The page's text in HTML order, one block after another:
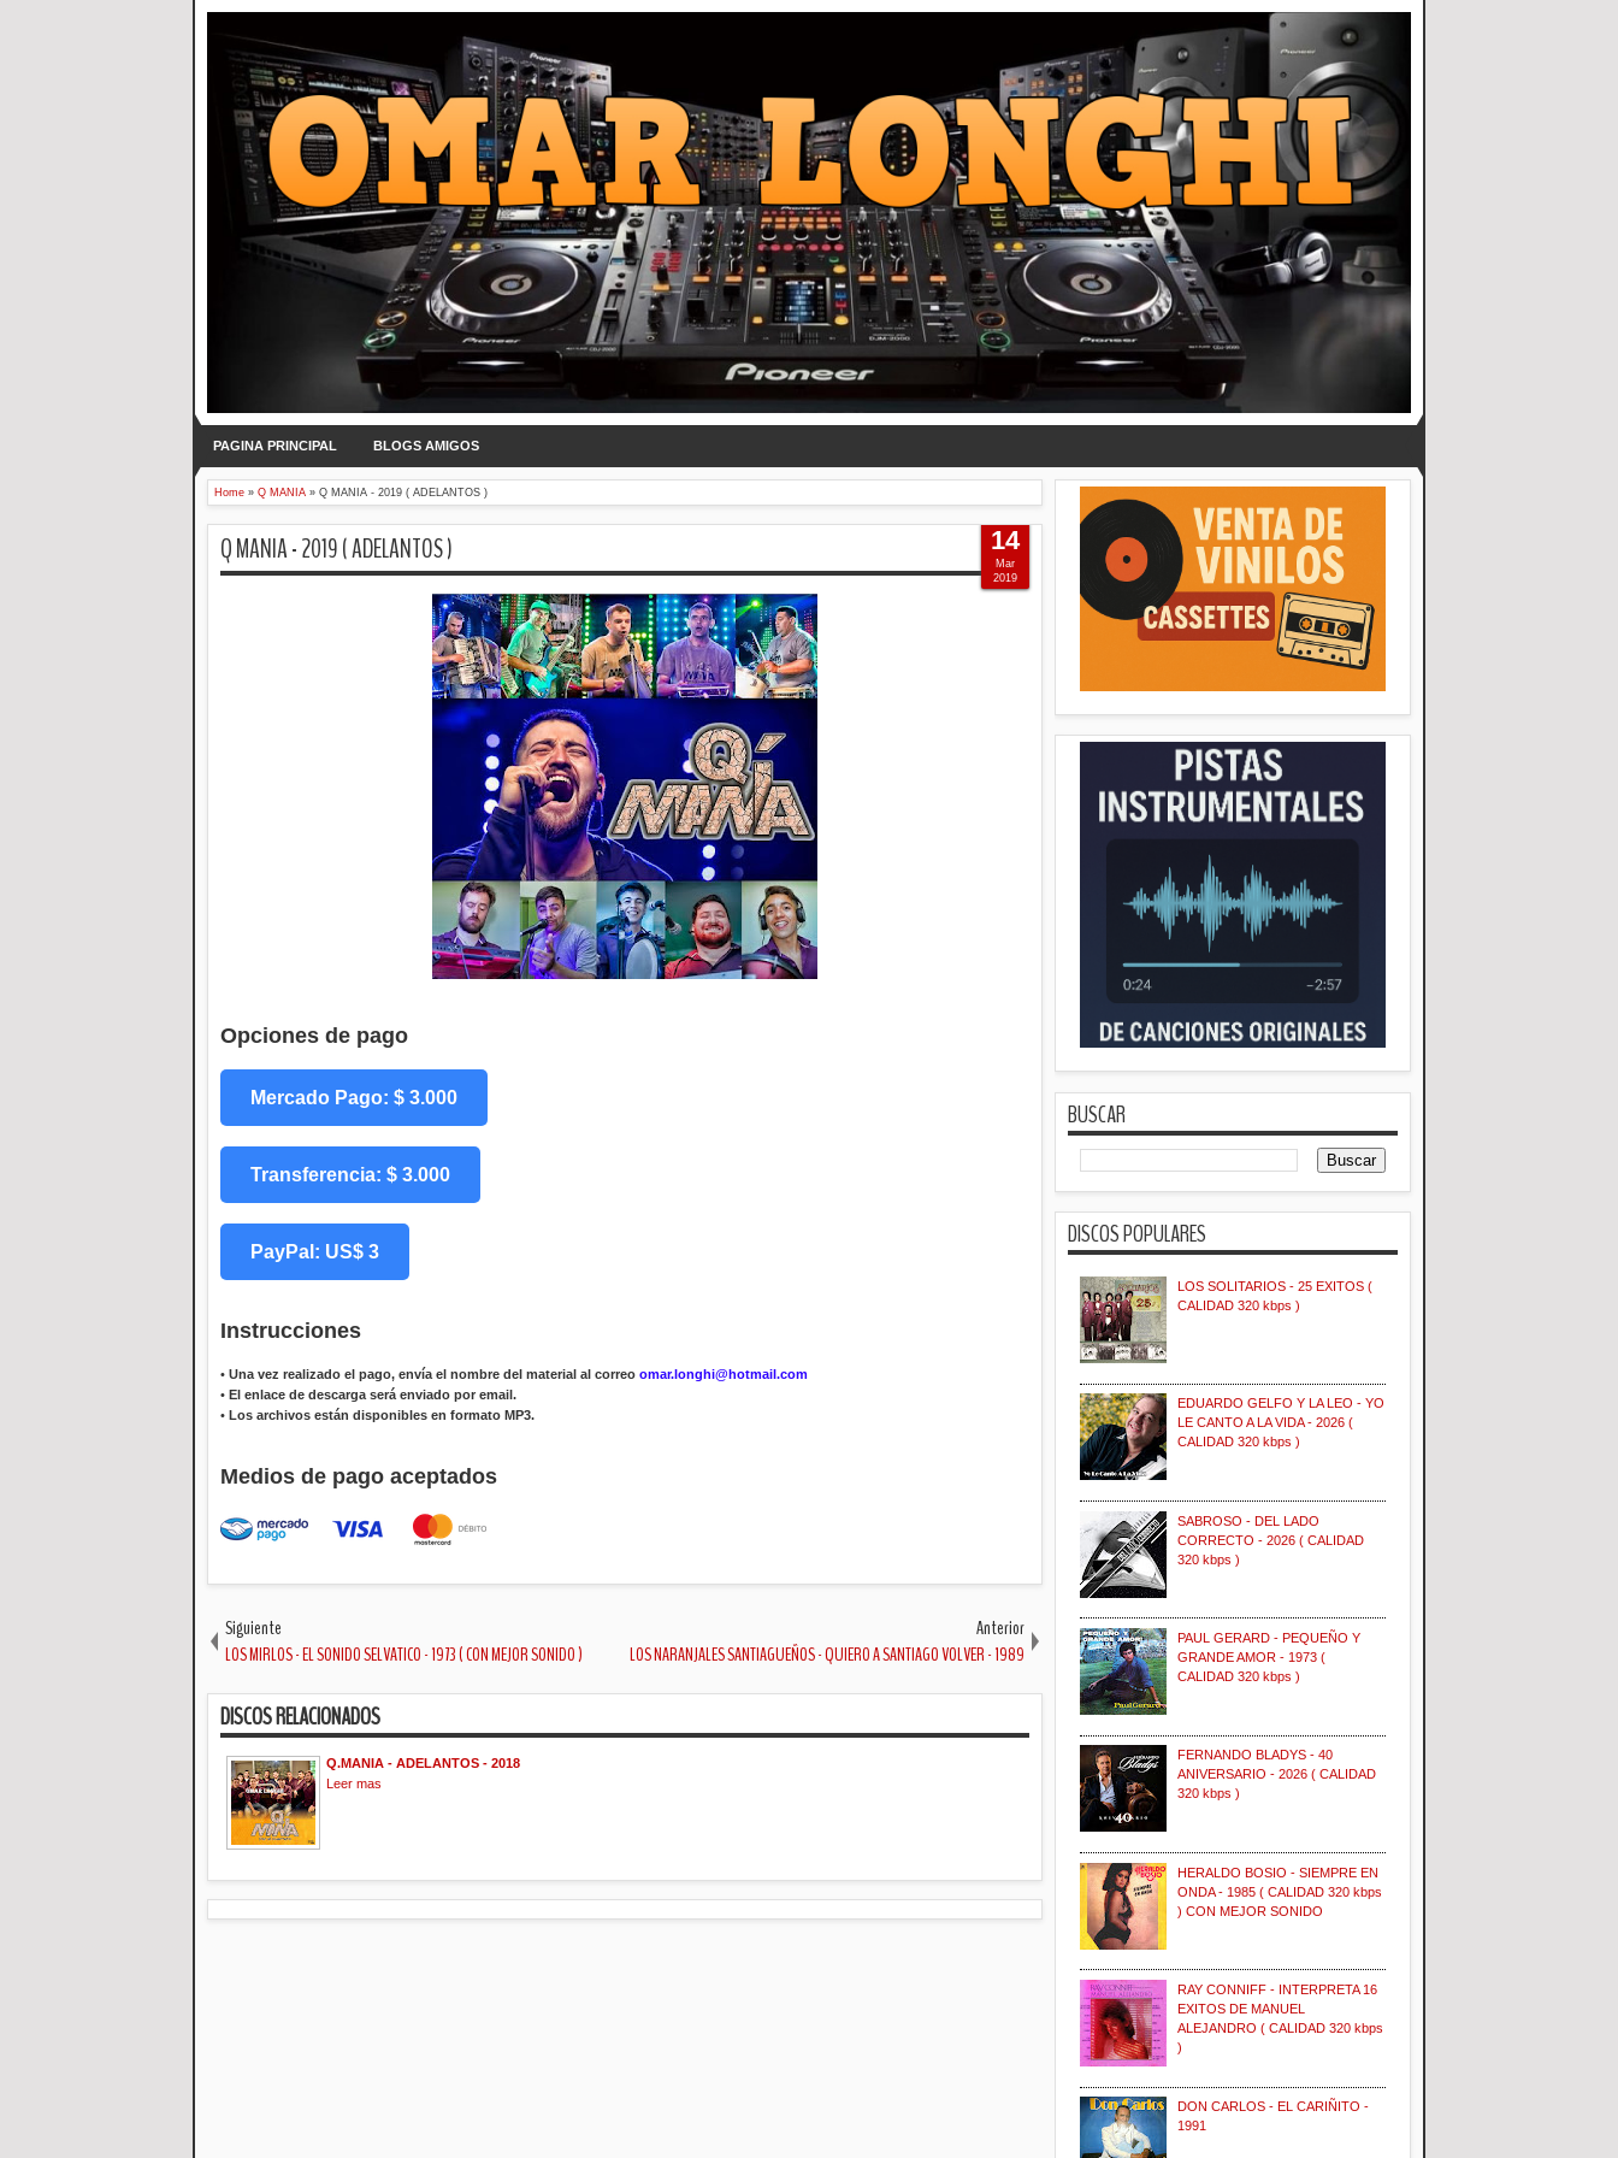
PAGINA PRINCIPAL BLOGS AMIGOS
Home » Q MANIA » Q MANIA - 2019 ( ADELANTOS )
Q MANIA - 2019 ( ADELANTOS )
Opciones de pago
Mercado Pago: $ 3.000
Transferencia: $ 3.000
PayPal: US$ 3
Instrucciones
• Una vez realizado el pago, envía el nombre del material al correo omar.longhi@hotmail.com
• El enlace de descarga será enviado por email.
• Los archivos están disponibles en formato MP3.
Medios de pago aceptados
14
Mar
2019
Siguiente
LOS MIRLOS - EL SONIDO SELVATICO - 1973 ( CON MEJOR SONIDO )
Anterior
LOS NARANJALES SANTIAGUEÑOS - QUIERO A SANTIAGO VOLVER - 1989
DISCOS RELACIONADOS
Q.MANIA - ADELANTOS - 2018
Leer mas
BUSCAR
DISCOS POPULARES
LOS SOLITARIOS - 25 EXITOS (
CALIDAD 320 kbps )
EDUARDO GELFO Y LA LEO - YO
LE CANTO A LA VIDA - 2026 (
CALIDAD 320 kbps )
SABROSO - DEL LADO
CORRECTO - 2026 ( CALIDAD
320 kbps )
PAUL GERARD - PEQUEÑO Y
GRANDE AMOR - 1973 (
CALIDAD 320 kbps )
FERNANDO BLADYS - 40
ANIVERSARIO - 2026 ( CALIDAD
320 kbps )
HERALDO BOSIO - SIEMPRE EN
ONDA - 1985 ( CALIDAD 320 kbps
) CON MEJOR SONIDO
RAY CONNIFF - INTERPRETA 16
EXITOS DE MANUEL
ALEJANDRO ( CALIDAD 320 kbps
)
DON CARLOS - EL CARIÑITO -
1991